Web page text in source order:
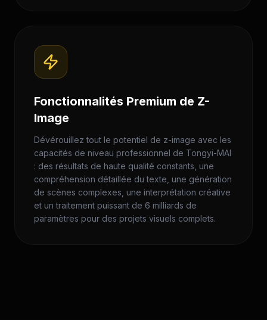
Fonctionnalités Premium de Z-
Image
Dévérouillez tout le potentiel de z-image avec les
capacités de niveau professionnel de Tongyi-MAI
: des résultats de haute qualité constants, une
compréhension détaillée du texte, une génération
de scènes complexes, une interprétation créative
et un traitement puissant de 6 milliards de
paramètres pour des projets visuels complets.